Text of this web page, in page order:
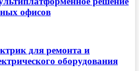
офисов
для ремонта и
оборудования